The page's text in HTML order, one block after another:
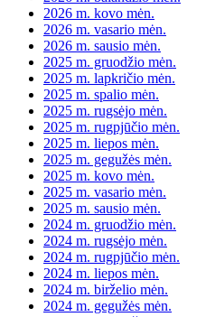
2026 m. kovo mėn.
2026 m. vasario mėn.
2026 m. sausio mėn.
2025 m. gruodžio mėn.
2025 m. lapkričio mėn.
2025 m. spalio mėn.
2025 m. rugsėjo mėn.
2025 m. rugpjūčio mėn.
2025 m. liepos mėn.
2025 m. gegužės mėn.
2025 m. kovo mėn.
2025 m. vasario mėn.
2025 m. sausio mėn.
2024 m. gruodžio mėn.
2024 m. rugsėjo mėn.
2024 m. rugpjūčio mėn.
2024 m. liepos mėn.
2024 m. birželio mėn.
2024 m. gegužės mėn.